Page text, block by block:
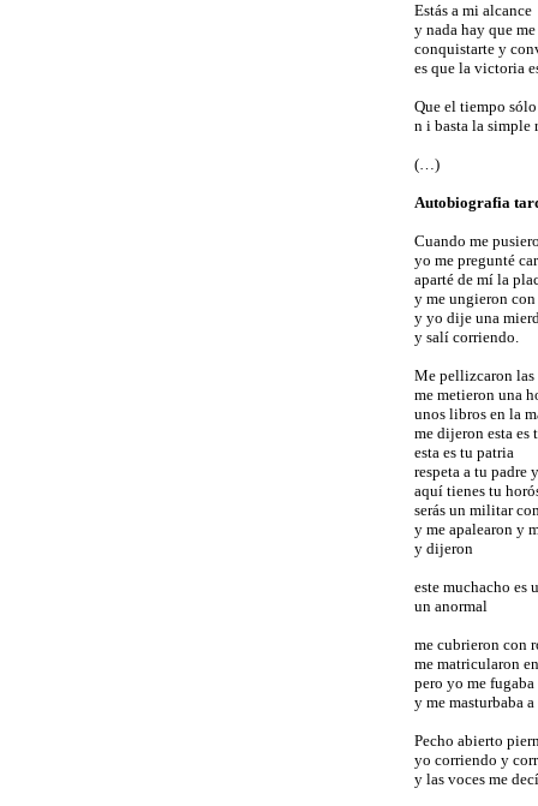
Estás a mi alcance
y nada hay que
conquistarte y
es que la victoria
Que el tiempo
n i basta la simple
(…)
Autobiografia
Cuando me
yo me pregunté
aparté de mí la
y me ungieron
y yo dije una
y salí corriendo.
Me pellizcaron las
me metieron una
unos libros en la
me dijeron esta es
esta es tu patria
respeta a tu padre
aquí tienes tu
serás un militar
y me apalearon y
y dijeron
este muchacho es
un anormal
me cubrieron con
me matricularon
pero yo me
y me masturbaba
Pecho abierto
yo corriendo y
y las voces me